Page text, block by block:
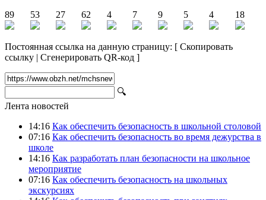
89
53 27 62 4 7 9 5 4 18
Постоянная ссылка на данную страницу: [ Скопировать
ссылку | Сгенерировать QR-код ]
🔍
Лента новостей
14:16 Как обеспечить безопасность в школьной столовой
07:16 Как обеспечить безопасность во время дежурства в
школе
14:16 Как разработать план безопасности на школьное
мероприятие
07:16 Как обеспечить безопасность на школьных
экскурсиях